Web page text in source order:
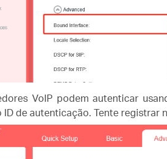
VoIP podem autenticar
ID de autenticação. Tente registrar